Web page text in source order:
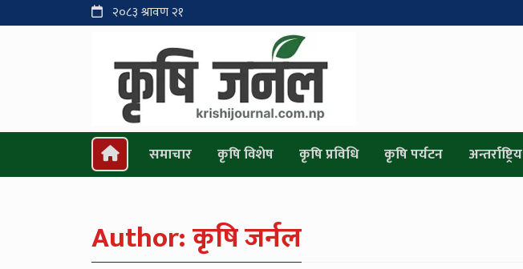
२०८३ श्रावण २१
समाचार कृषि विशेष कृषि प्रविधि कृषि पर्यटन अन्तर्राष्ट्रिय
Author:कृषि जर्नल